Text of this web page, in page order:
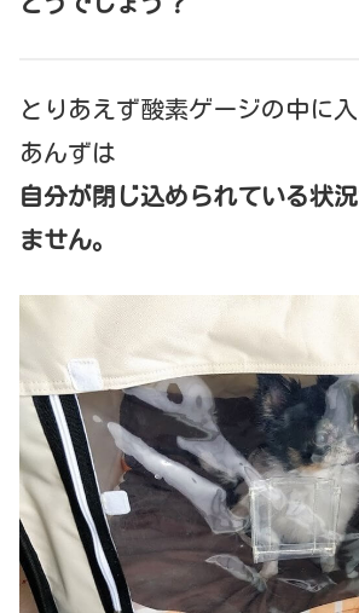
とりあえず酸素ゲージの中に
あんずは
自分が閉じ込められている状
ません。